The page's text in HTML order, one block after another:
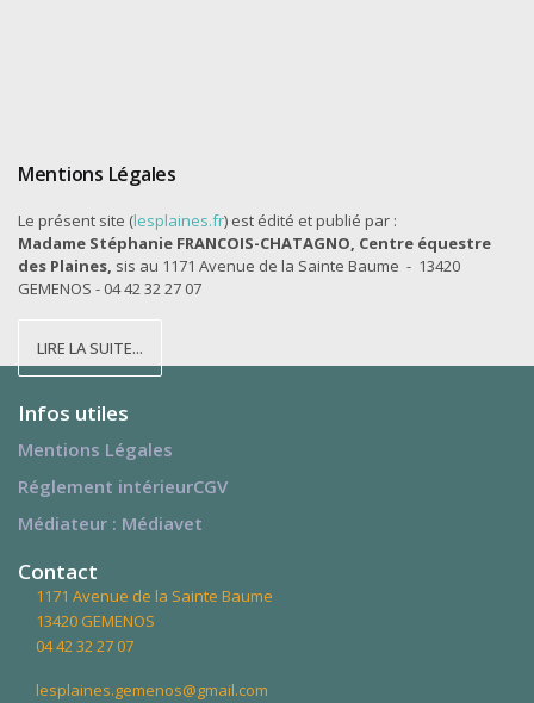
Mentions Légales
Le présent site (lesplaines.fr) est édité et publié par :
Madame Stéphanie FRANCOIS-CHATAGNO, Centre équestre
des Plaines, sis au 1171 Avenue de la Sainte Baume - 13420
GEMENOS - 04 42 32 27 07
LIRE LA SUITE...
Infos utiles
Mentions Légales
Réglement intérieurCGV
Médiateur : Médiavet
Contact
1171 Avenue de la Sainte Baume
13420 GEMENOS
04 42 32 27 07
lesplaines.gemenos@gmail.com